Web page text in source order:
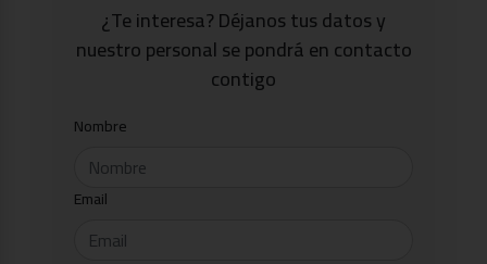
¿Te interesa? Déjanos tus datos y
nuestro personal se pondrá en contacto
contigo
Nombre
Email